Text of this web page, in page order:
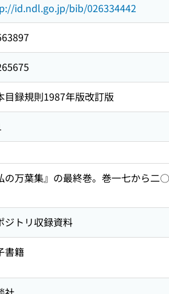
id.ndl.go.jp/bib/026334442
目録規則1987年版改訂版
の万葉集』の最終巻。巻一七から
ジトリ収録資料
書籍